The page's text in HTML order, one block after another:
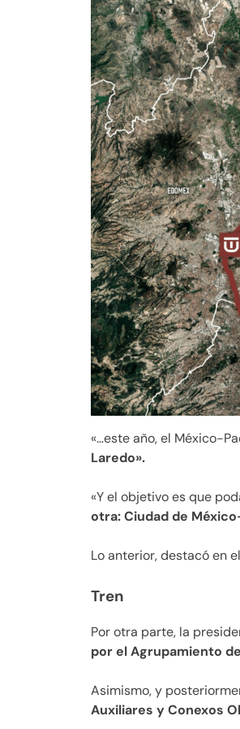
«…este año, el México-
Laredo».
«Y el objetivo es que
otra: Ciudad de
Lo anterior, destacó en el
Tren
Por otra parte, la
por el Agrupamiento
Asimismo, y
Auxiliares y Conexos